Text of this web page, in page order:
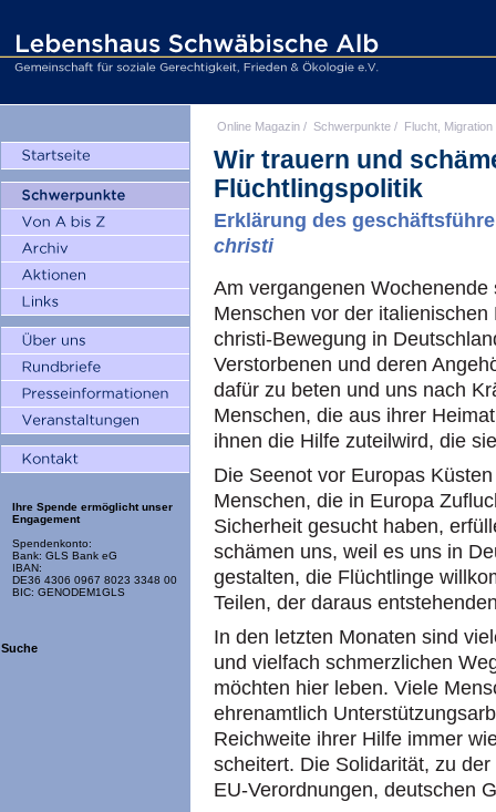
Ihre Spende ermöglicht unser
Engagement
Spendenkonto:
Bank: GLS Bank eG
IBAN:
DE36 4306 0967 8023 3348 00
BIC: GENODEM1GLS
Suche
Online Magazin / Schwerpunkte / Flucht, Migration
Wir trauern und
Flüchtlingspolitik
Erklärung des
christi
Am vergangenen
Menschen vor der
christi-Bewegung in
Verstorbenen und deren
dafür zu beten und uns nach
Menschen, die aus ihrer
ihnen die Hilfe zuteilwird, die
Die Seenot vor Europas
Menschen, die in Europa
Sicherheit gesucht haben,
schämen uns, weil es uns in
gestalten, die Flüchtlinge
Teilen, der daraus
In den letzten Monaten sind
und vielfach schmerzlichen
möchten hier leben. Viele
ehrenamtlich
Reichweite ihrer Hilfe immer
scheitert. Die Solidarität, zu
EU-Verordnungen, deutschen